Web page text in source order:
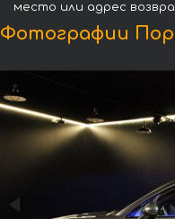
место или адрес
Фотографии